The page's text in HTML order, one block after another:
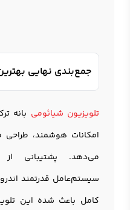
جمع‌بندی نهایی
تلویزیون شیائومی بانه
امکانات هوشمند،
می‌دهد. پشتیبانی از
سیستم‌عامل قدرتمند
کامل باعث شده این